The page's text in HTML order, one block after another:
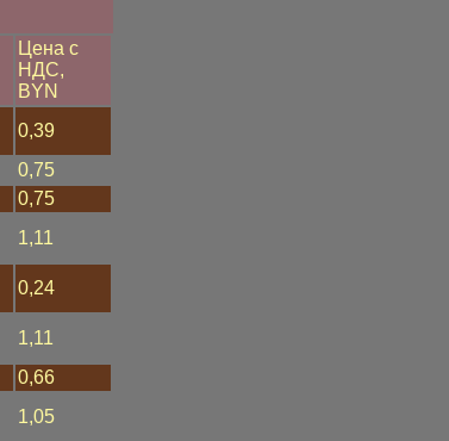
Цена с
НДС,
BYN
0,39
0,75
0,75
1,11
0,24
1,11
0,66
1,05